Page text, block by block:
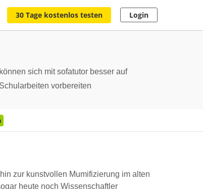
30 Tage kostenlos testen Login
können sich mit sofatutor besser auf
Schularbeiten vorbereiten
zur kunstvollen Mumifizierung im alten
heute noch Wissenschaftler